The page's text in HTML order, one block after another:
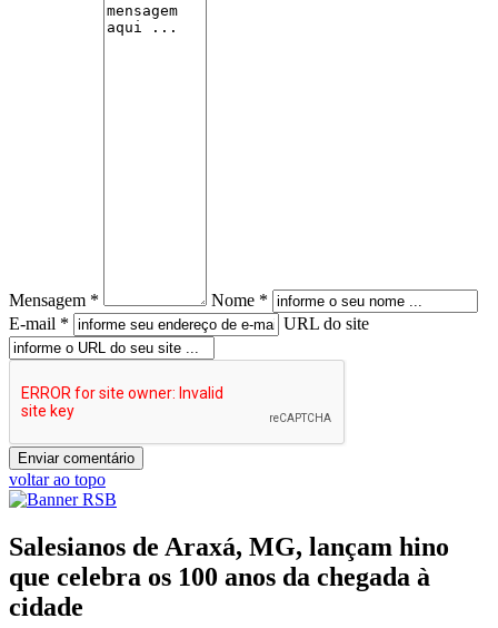
Mensagem *
Nome *
E-mail *
URL do site
voltar ao topo
Salesianos de Araxá, MG, lançam hino
que celebra os 100 anos da chegada à
cidade